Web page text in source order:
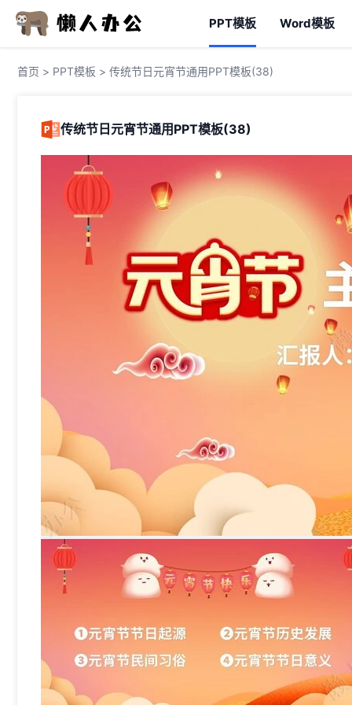
PPT模板 Word模板
首页 > PPT模板 > 传统节日元宵节通用PPT模板(38)
传统节日元宵节通用PPT模板(38)